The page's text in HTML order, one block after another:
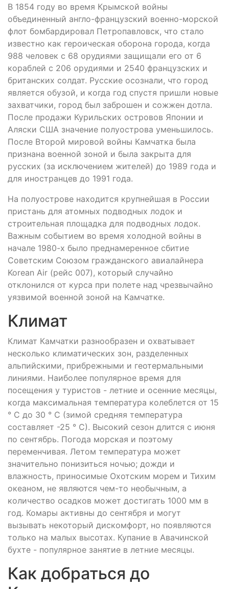
В 1854 году во время Крымской войны
объединенный англо-французский военно-морской
флот бомбардировал Петропавловск, что стало
известно как героическая оборона города, когда
988 человек с 68 орудиями защищали его от 6
кораблей с 206 орудиями и 2540 французских и
британских солдат. Русские осознали, что город
является обузой, и когда год спустя пришли новые
захватчики, город был заброшен и сожжен дотла.
После продажи Курильских островов Японии и
Аляски США значение полуострова уменьшилось.
После Второй мировой войны Камчатка была
признана военной зоной и была закрыта для
русских (за исключением жителей) до 1989 года и
для иностранцев до 1991 года.
На полуострове находится крупнейшая в России
пристань для атомных подводных лодок и
строительная площадка для подводных лодок.
Важным событием во время холодной войны в
начале 1980-х было преднамеренное сбитие
Советским Союзом гражданского авиалайнера
Korean Air (рейс 007), который случайно
отклонился от курса при полете над чрезвычайно
уязвимой военной зоной на Камчатке.
Климат
Климат Камчатки разнообразен и охватывает
несколько климатических зон, разделенных
альпийскими, прибрежными и геотермальными
линиями. Наиболее популярное время для
посещения у туристов - летние и осенние месяцы,
когда максимальная температура колеблется от 15
° C до 30 ° C (зимой средняя температура
составляет -25 ° C). Высокий сезон длится с июня
по сентябрь. Погода морская и поэтому
переменчивая. Летом температура может
значительно понизиться ночью; дожди и
влажность, приносимые Охотским морем и Тихим
океаном, не являются чем-то необычным, а
количество осадков может достигать 1000 мм в
год. Комары активны до сентября и могут
вызывать некоторый дискомфорт, но появляются
только на малых высотах. Купание в Авачинской
бухте - популярное занятие в летние месяцы.
Как добраться до